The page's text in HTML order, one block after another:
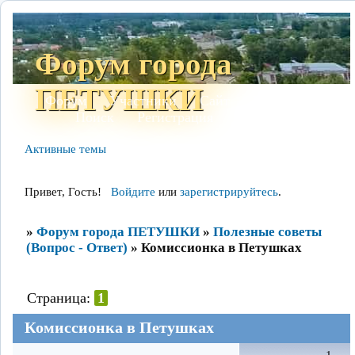
Форум города
ПЕТУШКИ
Форум Участники Сайт
Поиск
Регистрация
Активные темы
Привет, Гость! Войдите или зарегистрируйтесь.
» Форум города ПЕТУШКИ » Полезные советы
(Вопрос - Ответ) » Комиссионка в Петушках
Комиссионка в Петушках
Страница: 1